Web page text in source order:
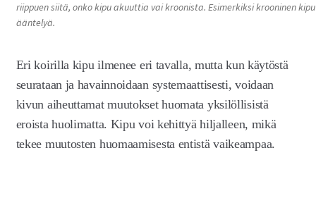
riippuen siitä, onko kipu akuuttia vai kroonista. Esimerkiksi krooninen
ääntelyä.
Eri koirilla kipu ilmenee eri tavalla, mutta kun käytöstä
seurataan ja havainnoidaan systemaattisesti, voidaan
kivun aiheuttamat muutokset huomata yksilöllisistä
eroista huolimatta. Kipu voi kehittyä hiljalleen, mikä
tekee muutosten huomaamisesta entistä vaikeampaa.